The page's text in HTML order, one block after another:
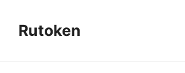
содержимому
Rutoken